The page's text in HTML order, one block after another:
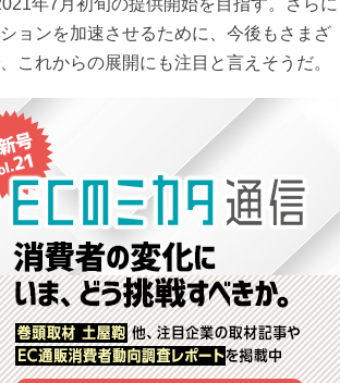
ョンを加速させるために、今後もさまざ
これからの展開にも注目と言えそうだ。